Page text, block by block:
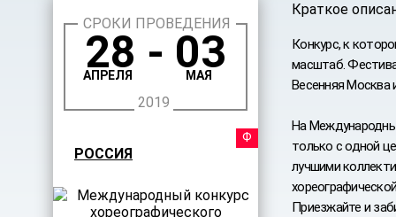
СРОКИ ПРОВЕДЕНИЯ
28 - 03
АПРЕЛЯ МАЯ
2019
РОССИЯ
Краткое
Конкурс, к
масштаб.
Весенняя Москва
На
только с одной
лучшими
Приезжайте и